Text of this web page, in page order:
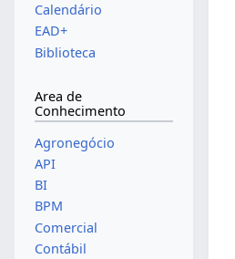
Calendário
EAD+
Biblioteca
Area de
Conhecimento
Agronegócio
API
BI
BPM
Comercial
Contábil